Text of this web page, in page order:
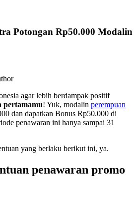
Potongan Rp50.000 Modalin
agar lebih berdampak positif
pertamamu! Yuk, modalin perempuan
dan dapatkan Bonus Rp50.000 di
penawaran ini hanya sampai 31
yang berlaku berikut ini, ya.
penawaran promo